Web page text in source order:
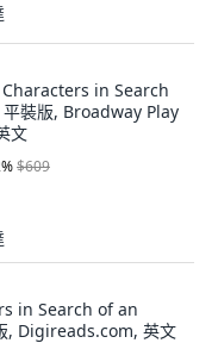
Characters in Search
裝版, Broadway Play
文
%$609
in Search of an
, Digireads.com, 英文